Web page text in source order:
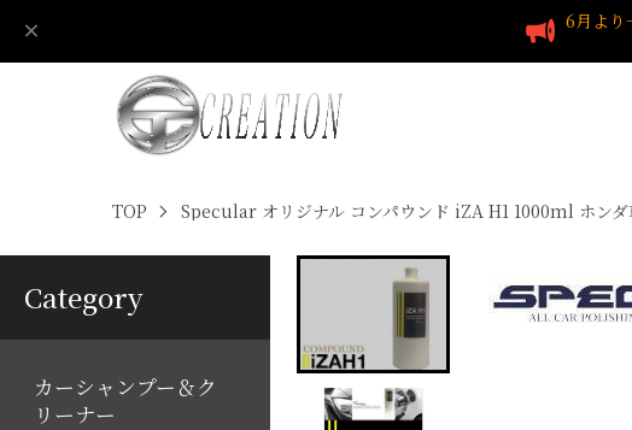
6月より
Category
カーシャンプー＆ク
リーナー
TOP Specular オリジナル コンパウンド iZA H1 1000ml ホン